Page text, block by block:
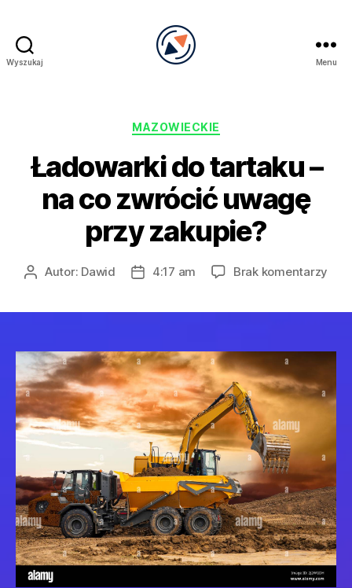
Wyszukaj Menu
Kategorie
MAZOWIECKIE
Ładowarki do tartaku –
na co zwrócić uwagę
przy zakupie?
AutorAutor: Dawid
Data4:17 am Brak komentarzy
na